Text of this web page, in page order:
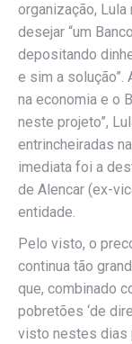
organização,
desejar “um
depositando
e sim a solução”.
na economia e o
neste projeto”,
entrincheiradas
imediata foi a
de Alencar (ex-
entidade.
Pelo visto, o
continua tão
que, combinado
pobretões ‘de
visto nestes dias